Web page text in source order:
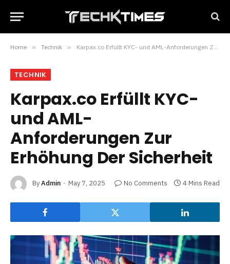
Home » Technik » Karpax.co Erfüllt KYC- und AML-Anforderungen Zur Erhöhung Der Sicherheit
TECHNIK
Karpax.co Erfüllt KYC-
und AML-
Anforderungen Zur
Erhöhung Der Sicherheit
ByAdmin May 7, 2025 No Comments 4 Mins Read